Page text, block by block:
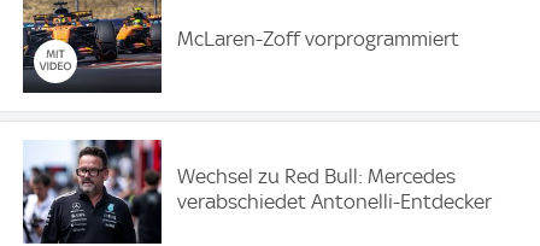
McLaren-Zoff vorprogrammiert
Wechsel zu Red Bull: Mercedes
verabschiedet Antonelli-Entdecker